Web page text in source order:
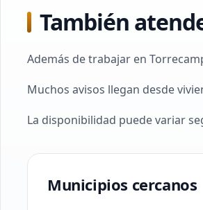
También
Además de trabajar en
Muchos avisos llegan desde
La disponibilidad puede variar
Municipios cercanos